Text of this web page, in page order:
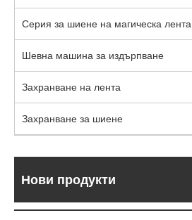
Серия за шиене на магическа лента
Шевна машина за издърпване
Захранване на лента
Захранване за шиене
Нови продукти